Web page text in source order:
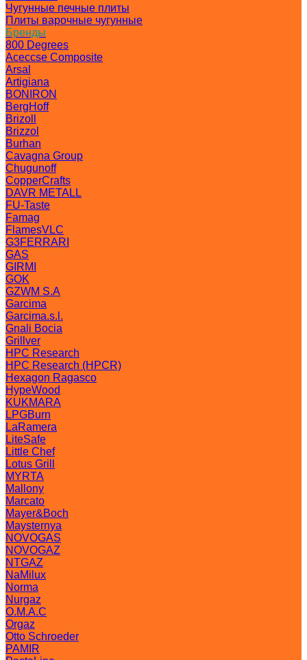
Чугунные печные плиты
Плиты варочные чугунные
Бренды
800 Degrees
Aceccse Composite
Arsal
Artigiana
BONIRON
BergHoff
Brizoll
Brizzol
Burhan
Cavagna Group
Chugunoff
CopperCrafts
DAVR METALL
FU-Taste
Famag
FlamesVLC
G3FERRARI
GAS
GIRMI
GOK
GZWM S.A
Garcima
Garcima.s.l.
Gnali Bocia
Grillver
HPC Research
HPC Research (HPCR)
Hexagon Ragasco
HypeWood
KUKMARA
LPGBurn
LaRamera
LiteSafe
Little Chef
Lotus Grill
MYRTA
Mallony
Marcato
Mayer&Boch
Maysternya
NOVOGAS
NOVOGAZ
NTGAZ
NaMilux
Norma
Nurgaz
O.M.A.C
Orgaz
Otto Schroeder
PAMIR